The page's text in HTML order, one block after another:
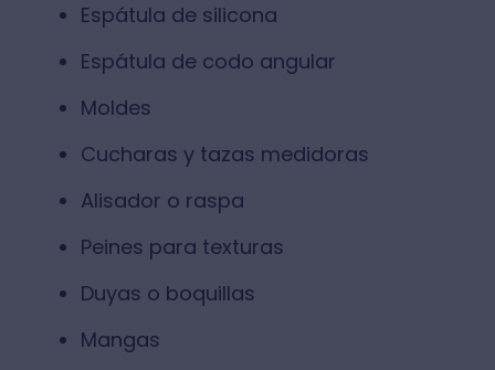
Espátula de silicona
Espátula de codo angular
Moldes
Cucharas y tazas medidoras
Alisador o raspa
Peines para texturas
Duyas o boquillas
Mangas